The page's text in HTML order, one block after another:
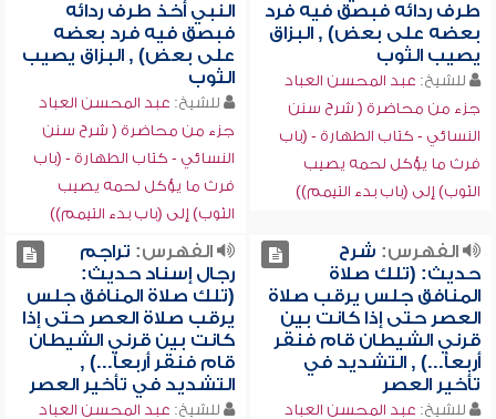
طرف ردائه فبصق فيه فرد
بعضه على بعض) , البزاق
يصيب الثوب
للشيخ: عبد المحسن العباد
جزء من محاضرة ( شرح سنن
النسائي - كتاب الطهارة - (باب
فرث ما يؤكل لحمه يصيب
الثوب) إلى (باب بدء التيمم))
النبي أخذ طرف ردائه
فبصق فيه فرد بعضه
على بعض) , البزاق يصيب
الثوب
للشيخ: عبد المحسن العباد
جزء من محاضرة ( شرح سنن
النسائي - كتاب الطهارة - (باب
فرث ما يؤكل لحمه يصيب
الثوب) إلى (باب بدء التيمم))
الفهرس: شرح
حديث: (تلك صلاة
المنافق جلس يرقب صلاة
العصر حتى إذا كانت بين
قرني الشيطان قام فنقر
أربعاً...) , التشديد في
تأخير العصر
للشيخ: عبد المحسن العباد
الفهرس: تراجم
رجال إسناد حديث:
(تلك صلاة المنافق جلس
يرقب صلاة العصر حتى إذا
كانت بين قرني الشيطان
قام فنقر أربعاً...) ,
التشديد في تأخير العصر
للشيخ: عبد المحسن العباد